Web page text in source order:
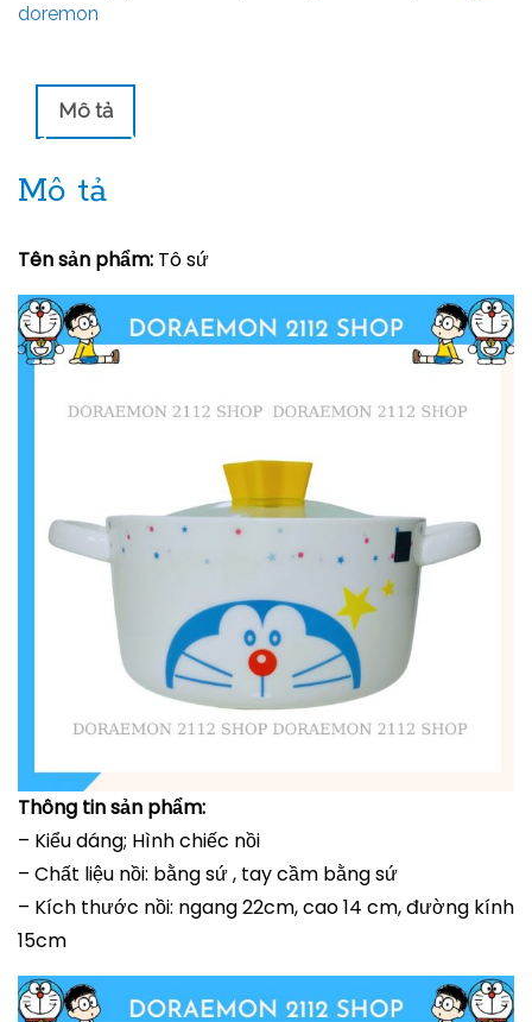
doremon
Mô tả
Mô tả
Tên sản phẩm: Tô sứ
Thông tin sản phẩm:
– Kiểu dáng; Hình chiếc nồi
– Chất liệu nồi: bằng sứ , tay cầm bằng sứ
– Kích thước nồi: ngang 22cm, cao 14 cm, đường kính
15cm